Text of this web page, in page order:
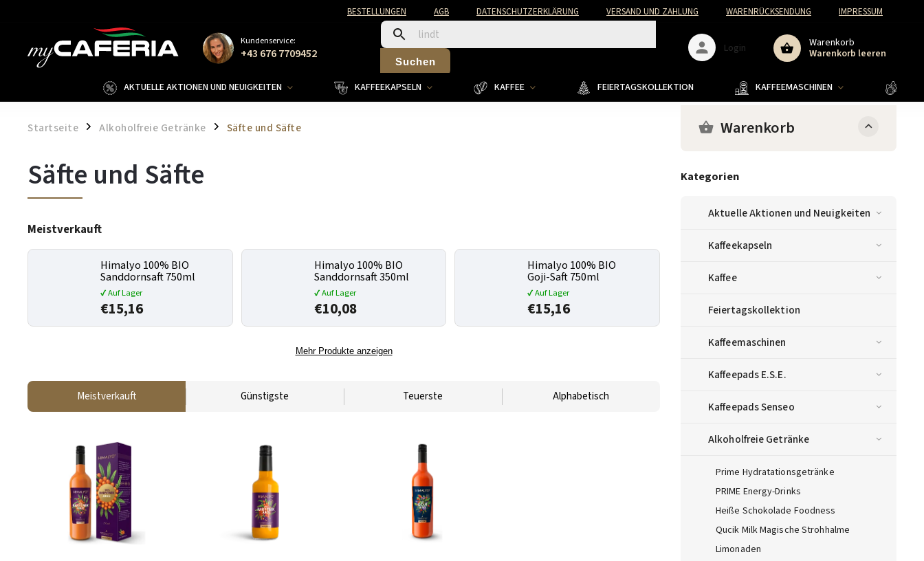
BESTELLUNGEN AGB DATENSCHUTZERKLÄRUNG VERSAND UND ZAHLUNG WARENRÜCKSENDUNG IMPRESSUM
Kundenservice:
+43 676 7709452 Suchen
Warenkorb
Warenkorb leeren
Login
AKTUELLE AKTIONEN UND NEUIGKEITEN KAFFEEKAPSELN KAFFEE FEIERTAGSKOLLEKTION KAFFEEMASCHINEN
Startseite / Alkoholfreie Getränke / Säfte und Säfte Warenkorb
Kategorien
Aktuelle Aktionen und Neuigkeiten
Kaffeekapseln
Kaffee
Feiertagskollektion
Kaffeemaschinen
Kaffeepads E.S.E.
Kaffeepads Senseo
Alkoholfreie Getränke
Prime Hydratationsgetränke
PRIME Energy-Drinks
Heiße Schokolade Foodness
Qucik Milk Magische Strohhalme
Limonaden
Säfte und Säfte
Meistverkauft
Himalyo 100% BIO
Sanddornsaft 750ml
✔ Auf Lager
€15,16
Himalyo 100% BIO
Sanddornsaft 350ml
✔ Auf Lager
€10,08
Himalyo 100% BIO
Goji-Saft 750ml
✔ Auf Lager
€15,16
Mehr Produkte anzeigen
Meistverkauft Günstigste Teuerste Alphabetisch